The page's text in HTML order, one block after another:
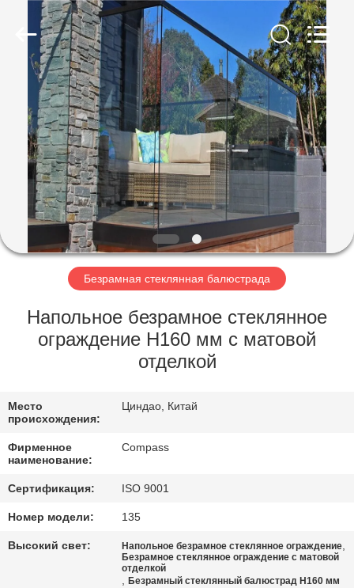
ДОМ
ПРОДУКТЫ
НАС
ПУТЕШЕСТВИЕ
ФАБРИКИ
ПРОВЕРКА
СВЯЖИТЕСЬ
МЫ
НОВОСТИ
СПРОСИТЕ
Hardware
Reserved.
Безрамная стеклянная балюстрада
Напольное безрамное стеклянное
ограждение H160 мм с матовой
отделкой
Место
происхождения:
Циндао, Китай
Фирменное
наименование:
Compass
Сертификация: ISO 9001
Номер модели: 135
Высокий свет: Напольное безрамное стеклянное ограждение,
Безрамное стеклянное ограждение с матовой
отделкой
,Безрамный стеклянный балюстрад H160 мм